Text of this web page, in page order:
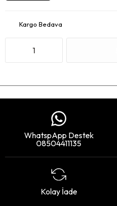
Kargo Bedava
WhatspApp Destek
08504411135
Kolay İade